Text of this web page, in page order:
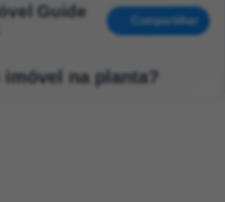
Guide
Compartilhar
na planta?